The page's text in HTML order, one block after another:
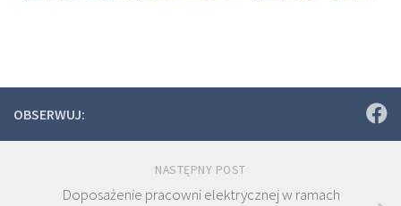
OBSERWUJ:
NASTĘPNY POST
Doposażenie pracowni elektrycznej w ramach